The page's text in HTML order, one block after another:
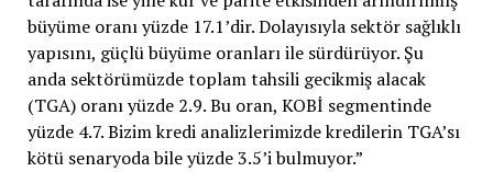
büyüme oranı yüzde 17.1’dir. Dolayısıyla sektör sağlıklı
yapısını, güçlü büyüme oranları ile sürdürüyor. Şu
anda sektörümüzde toplam tahsili gecikmiş alacak
(TGA) oranı yüzde 2.9. Bu oran, KOBİ segmentinde
yüzde 4.7. Bizim kredi analizlerimizde kredilerin TGA’sı
kötü senaryoda bile yüzde 3.5’i bulmuyor.”